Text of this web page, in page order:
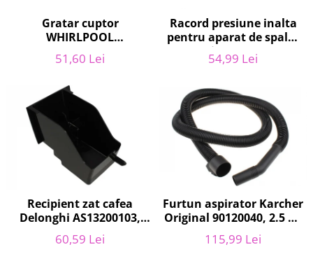
Servere, Componente & UPS
Telecomenzi garaj
Sport & Activitati in aer liber
Accesorii Fitness
Accesorii sportive
Articole Voiaj
Camping
Sporturi acvatice
Sporturi de interior
TV, Audio & Foto
Aparate Foto & Accesorii
Gratar cuptor
WHIRLPOOL
481010657433, 37.5 x 44.2
cm
51,60 Lei
Racord presiune inalta
pentru aparat de spalat
cu presiune, KARCHER
9.013-355.0, K4/K5
54,99 Lei
Recipient zat cafea
Delonghi AS13200103,
ECAM21 - ECAM25
60,59 Lei
Furtun aspirator Karcher
Original 90120040, 2.5 m,
negru
115,99 Lei